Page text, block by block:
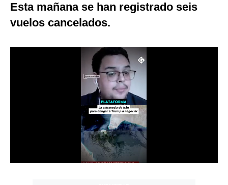
Esta mañana se han registrado seis
vuelos cancelados.